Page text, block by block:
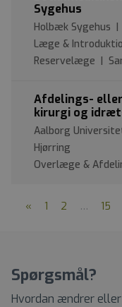
Sygehus
Holbæk Sygehus
Læge &
Reservelæge |
Afdelings-
kirurgi og
Aalborg
Hjørring
Overlæge &
« 1 2 … 15
Spørgsmål?
Hvordan ændrer